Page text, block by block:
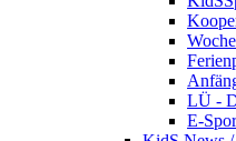
LÜ -
E-